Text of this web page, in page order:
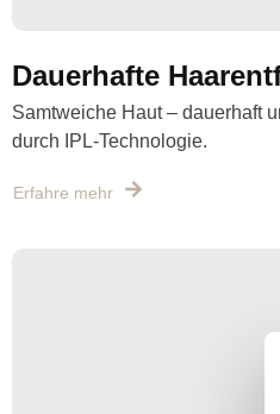
Dauerhafte
Samtweiche Haut – dauerhaft
durch IPL-Technologie.
Erfahre mehr